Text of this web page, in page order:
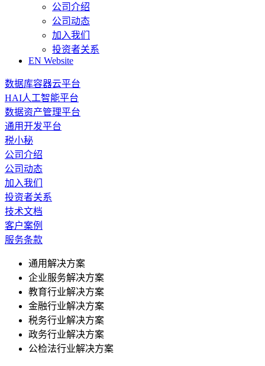
公司介绍
公司动态
加入我们
投资者关系
EN Website
数据库容器云平台
HAI人工智能平台
数据资产管理平台
通用开发平台
税小秘
公司介绍
公司动态
加入我们
投资者关系
技术文档
客户案例
服务条款
通用解决方案
企业服务解决方案
教育行业解决方案
金融行业解决方案
税务行业解决方案
政务行业解决方案
公检法行业解决方案